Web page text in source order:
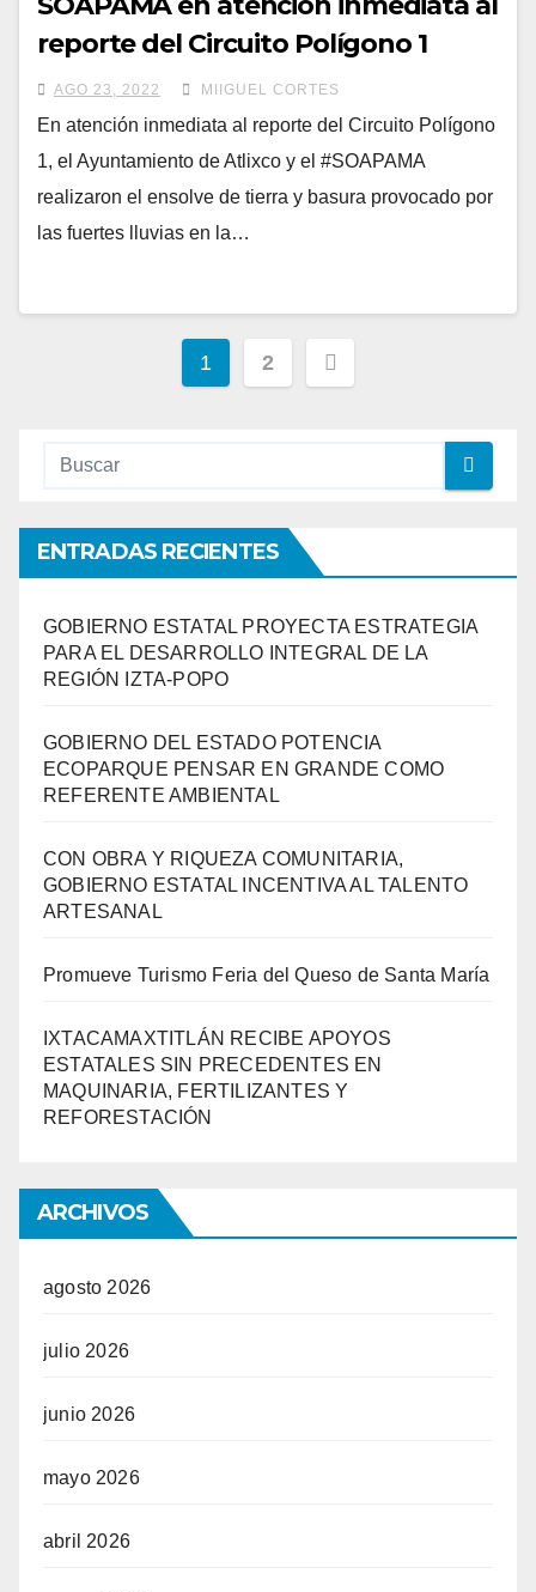
reporte del Circuito Polígono 1
AGO 23, 2022 MIIGUEL CORTES
En atención inmediata al reporte del Circuito Polígono
1, el Ayuntamiento de Atlixco y el #SOAPAMA
realizaron el ensolve de tierra y basura provocado por
las fuertes lluvias en la…
Paginación
1 2
ENTRADAS RECIENTES
GOBIERNO ESTATAL PROYECTA ESTRATEGIA
PARA EL DESARROLLO INTEGRAL DE LA
REGIÓN IZTA-POPO
GOBIERNO DEL ESTADO POTENCIA
ECOPARQUE PENSAR EN GRANDE COMO
REFERENTE AMBIENTAL
CON OBRA Y RIQUEZA COMUNITARIA,
GOBIERNO ESTATAL INCENTIVA AL TALENTO
ARTESANAL
Promueve Turismo Feria del Queso de Santa María
IXTACAMAXTITLÁN RECIBE APOYOS
ESTATALES SIN PRECEDENTES EN
MAQUINARIA, FERTILIZANTES Y
REFORESTACIÓN
ARCHIVOS
agosto 2026
julio 2026
junio 2026
mayo 2026
abril 2026